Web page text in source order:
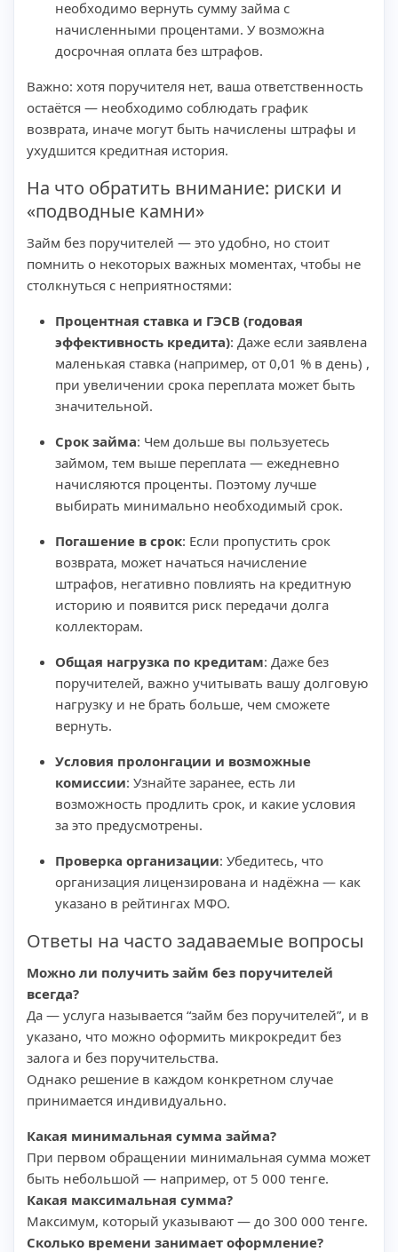
необходимо вернуть сумму займа с
начисленными процентами. У возможна
досрочная оплата без штрафов.
Важно: хотя поручителя нет, ваша ответственность
остаётся — необходимо соблюдать график
возврата, иначе могут быть начислены штрафы и
ухудшится кредитная история.
На что обратить внимание: риски и
«подводные камни»
Займ без поручителей — это удобно, но стоит
помнить о некоторых важных моментах, чтобы не
столкнуться с неприятностями:
Процентная ставка и ГЭСВ (годовая
эффективность кредита): Даже если заявлена
маленькая ставка (например, от 0,01 % в день) ,
при увеличении срока переплата может быть
значительной.
Срок займа: Чем дольше вы пользуетесь
займом, тем выше переплата — ежедневно
начисляются проценты. Поэтому лучше
выбирать минимально необходимый срок.
Погашение в срок: Если пропустить срок
возврата, может начаться начисление
штрафов, негативно повлиять на кредитную
историю и появится риск передачи долга
коллекторам.
Общая нагрузка по кредитам: Даже без
поручителей, важно учитывать вашу долговую
нагрузку и не брать больше, чем сможете
вернуть.
Условия пролонгации и возможные
комиссии: Узнайте заранее, есть ли
возможность продлить срок, и какие условия
за это предусмотрены.
Проверка организации: Убедитесь, что
организация лицензирована и надёжна — как
указано в рейтингах МФО.
Ответы на часто задаваемые вопросы
Можно ли получить займ без поручителей
всегда?
Да — услуга называется “займ без поручителей”, и в
указано, что можно оформить микрокредит без
залога и без поручительства.
Однако решение в каждом конкретном случае
принимается индивидуально.
Какая минимальная сумма займа?
При первом обращении минимальная сумма может
быть небольшой — например, от 5 000 тенге.
Какая максимальная сумма?
Максимум, который указывают — до 300 000 тенге.
Сколько времени занимает оформление?